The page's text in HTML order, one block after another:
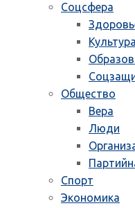
Соцсфера
Культура
Общество
Вера
Люди
Спорт
Экономика